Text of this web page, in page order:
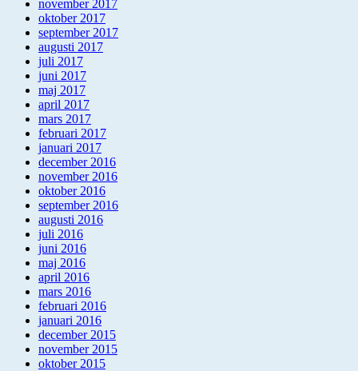
november 2017
oktober 2017
september 2017
augusti 2017
juli 2017
juni 2017
maj 2017
april 2017
mars 2017
februari 2017
januari 2017
december 2016
november 2016
oktober 2016
september 2016
augusti 2016
juli 2016
juni 2016
maj 2016
april 2016
mars 2016
februari 2016
januari 2016
december 2015
november 2015
oktober 2015